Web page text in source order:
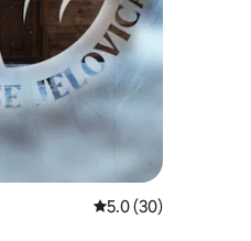
Calificación
5.0 (30)